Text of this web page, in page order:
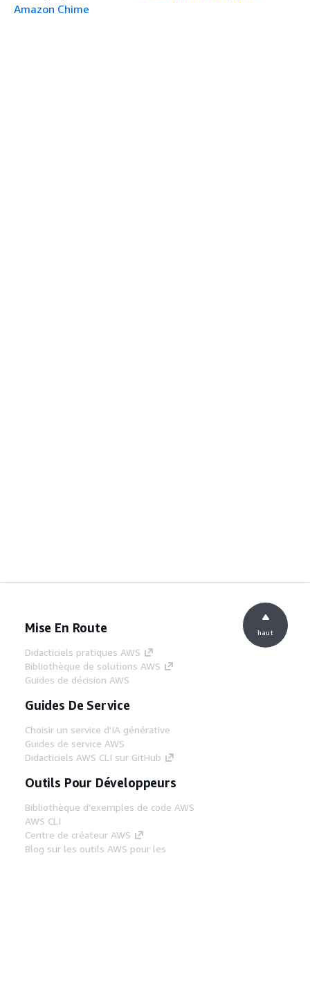
Amazon Chime
Mise En Route
Didacticiels pratiques AWS
Bibliothèque de solutions AWS
Guides de décision AWS
Guides De Service
Choisir un service d'IA générative
Guides de service AWS
Didacticiels AWS CLI sur GitHub
Outils Pour Développeurs
Bibliothèque d'exemples de code AWS
AWS CLI
Centre de créateur AWS
Blog sur les outils AWS pour les
haut